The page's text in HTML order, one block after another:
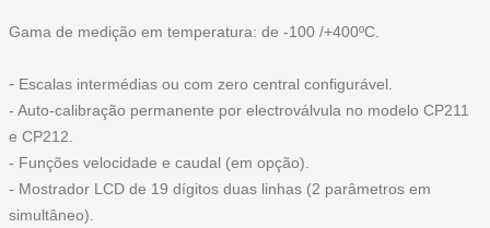
Gama de medição em temperatura: de -100 /+400ºC.
- Escalas intermédias ou com zero central configurável.
- Auto-calibração permanente por electroválvula no modelo CP211
e CP212.
- Funções velocidade e caudal (em opção).
- Mostrador LCD de 19 dígitos duas linhas (2 parâmetros em
simultâneo).